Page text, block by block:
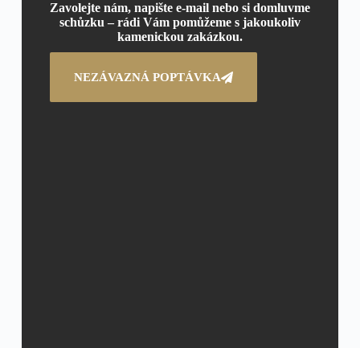
Zavolejte nám, napište e-mail nebo si domluvme
schůzku – rádi Vám pomůžeme s jakoukoliv
kamenickou zakázkou.
NEZÁVAZNÁ POPTÁVKA